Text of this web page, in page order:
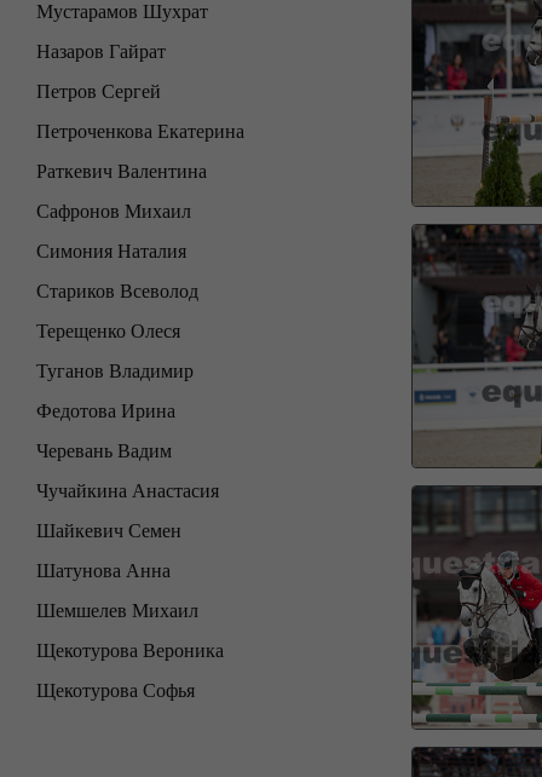
Мустарамов Шухрат
Назаров Гайрат
Петров Сергей
Петроченкова Екатерина
Раткевич Валентина
Сафронов Михаил
Симония Наталия
Стариков Всеволод
Терещенко Олеся
Туганов Владимир
Федотова Ирина
Черевань Вадим
Чучайкина Анастасия
Шайкевич Семен
Шатунова Анна
Шемшелев Михаил
Щекотурова Вероника
Щекотурова Софья